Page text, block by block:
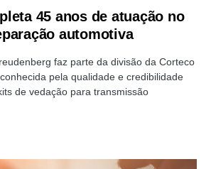
45 anos de atuação no
automotiva
faz parte da divisão da Corteco
pela qualidade e credibilidade
de vedação para transmissão